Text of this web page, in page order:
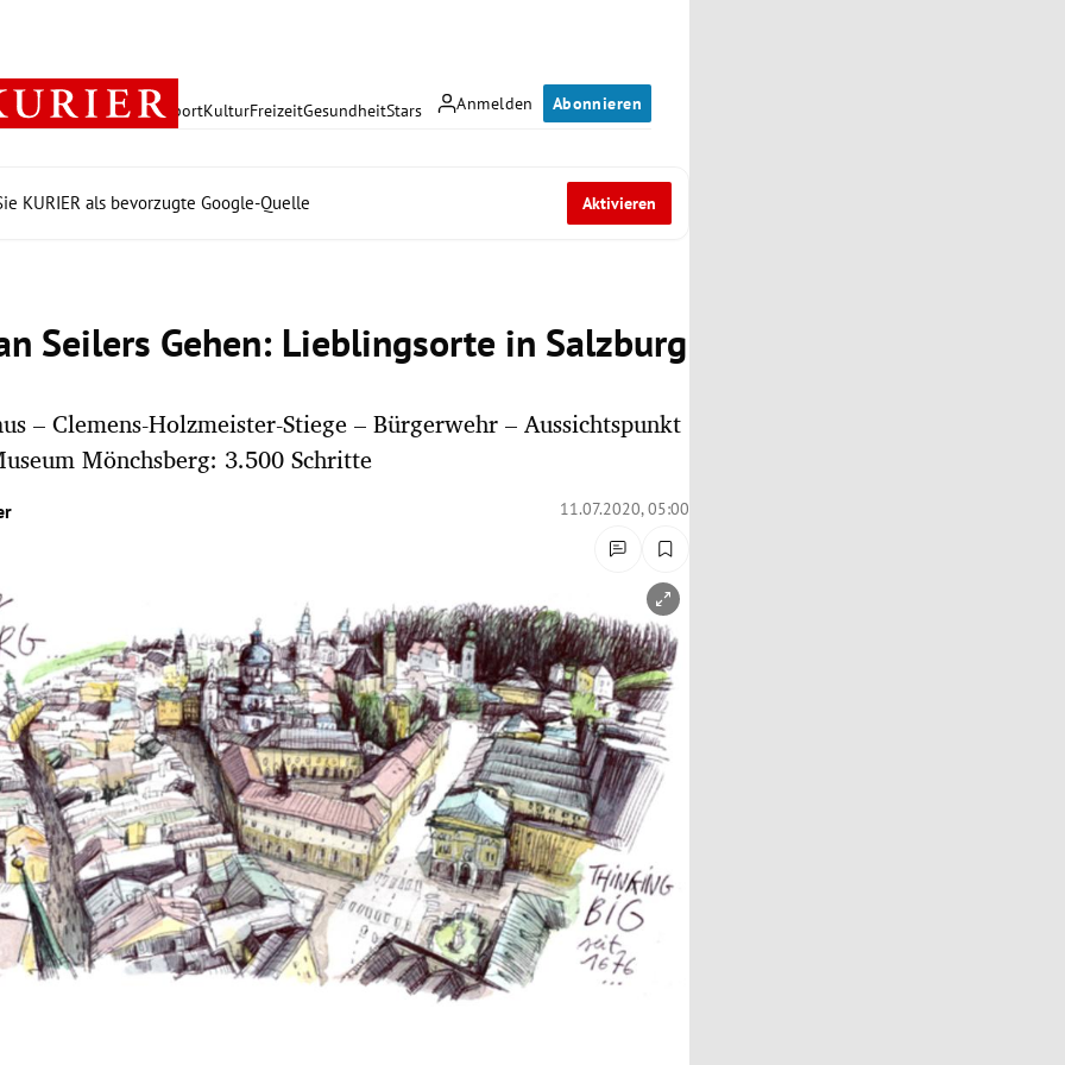
Anmelden Abonnieren
PolitikWirtschaft SportKulturFreizeitGesundheitStars
KURIER als bevorzugte Google-Quelle Aktivieren
Seilers Gehen: Lieblingsorte in Salzburg
– Clemens-Holzmeister-Stiege – Bürgerwehr – Aussichtspunkt
Mönchsberg: 3.500 Schritte
11.07.2020, 05:00
öffnen/schließen